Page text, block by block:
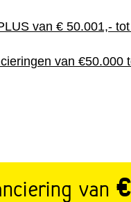
van € 50.001,-
van €50.000
van